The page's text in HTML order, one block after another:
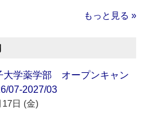
もっと見る »
大学薬学部 オープンキャン
07-2027/03
17日 (金)